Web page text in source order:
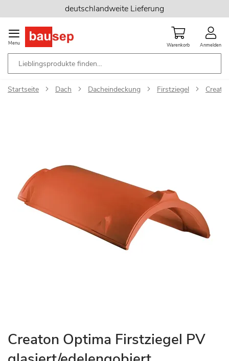
Inhalt
springen
deutschlandweite Lieferung
Menu Warenkorb Anmelden
Startseite Dach Dacheindeckung Firstziegel
Zum
Anfang
der
Creaton Optima Firstziegel PV